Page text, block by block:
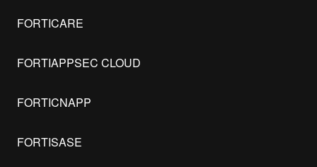
FORTICARE
FORTIAPPSEC CLOUD
FORTICNAPP
FORTISASE